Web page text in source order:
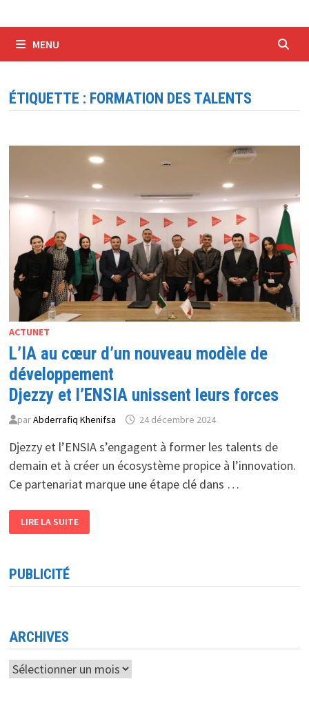
MENU
ÉTIQUETTE : FORMATION DES TALENTS
ACTUNET
L’IA au cœur d’un nouveau modèle de
développement
Djezzy et l’ENSIA unissent leurs forces
parAbderrafiq Khenifsa 24 décembre 2024
Djezzy et l’ENSIA s’engagent à former les talents de
demain et à créer un écosystème propice à l’innovation.
Ce partenariat marque une étape clé dans …
L’IA
AU
CŒUR
DE
DÉVELOPPEMENT
LEURS
FORCES
LIRE LA SUITE
PUBLICITÉ
ARCHIVES
Archives